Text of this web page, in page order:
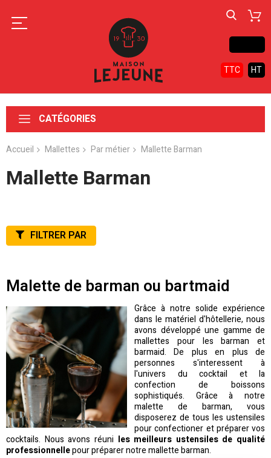
TTC HT
CATÉGORIES
Accueil Mallettes Par métier Mallette Barman
Mallette Barman
Malette de barman ou bartmaid
Grâce à notre solide expérience
dans le matériel d'hôtellerie, nous
avons développé une gamme de
mallettes pour les barman et
barmaid. De plus en plus de
personnes s'interessent à
l'univers du cocktail et la
confection de boissons
sophistiqués. Grâce à notre
malette de barman, vous
disposerez de tous les ustensiles
pour confectioner et préparer vos
cocktails. Nous avons réuni les meilleurs ustensiles de qualité
professionnellepour préparer notre mallette barman.
FILTRER PAR